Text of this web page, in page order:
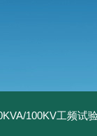
100KV工频试